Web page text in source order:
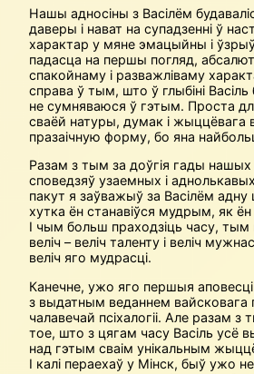
Нашы адносіны з Васілём
даверы і нават на супа­дзенні ў
характар у мяне эмацыйны і
падасца на першы погляд,
спакойнаму і разважліваму
справа ў тым, што ў глыбіні
не сумняваюся ў гэтым. Проста
сваёй натуры, думак і жыццёвага
празаічную форму, бо яна
Разам з тым за доўгія гады нашых
споведзяў узаемных і
пакут я заўважыў за Васілём адну
хутка ён станавіўся мудрым, як ён
І чым больш праходзіць часу, тым
веліч – веліч таленту і веліч
веліч яго мудрасці.
Канечне, ужо яго першыя аповесці
з выдатным веданнем вайсковага
чалавечай псіхалогіі. Але разам з
тое, што з цягам часу Васіль усё
над гэтым сваім унікальным
І калі пераехаў у Мінск, быў ужо